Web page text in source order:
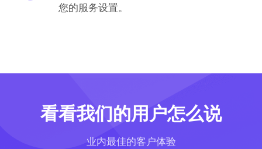
您的服务设置。
看看我们的用户怎么说
业内最佳的客户体验